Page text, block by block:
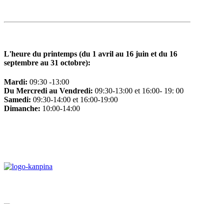
L'heure du printemps (du 1 avril au 16 juin et du 16
septembre au 31 octobre):
Mardi: 09:30 -13:00
Du Mercredi au Vendredi: 09:30-13:00 et 16:00- 19: 00
Samedi: 09:30-14:00 et 16:00-19:00
Dimanche: 10:00-14:00